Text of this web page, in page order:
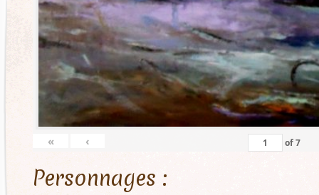
« ‹ of7
Personnages :